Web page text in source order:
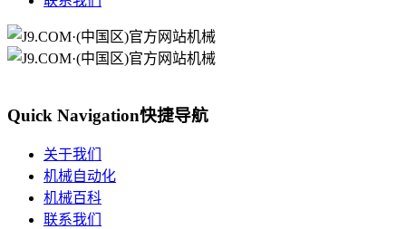
Quick Navigation快捷导航
关于我们
机械自动化
机械百科
联系我们